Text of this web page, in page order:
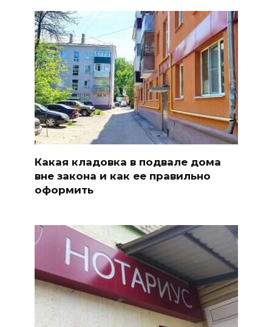
Какая кладовка в подвале дома
вне закона и как ее правильно
оформить